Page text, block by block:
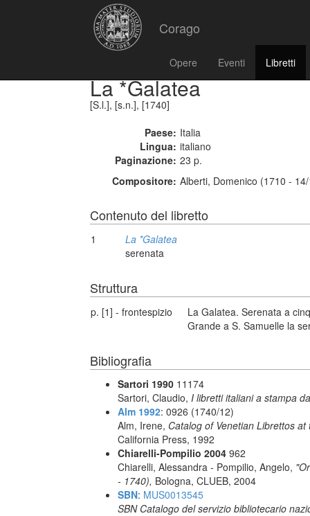
Corago
Opere Eventi Libretti
La *Galatea
[S.l.], [s.n.], [1740]
Paese: Italia
Lingua: italiano
Paginazione: 23 p.
Compositore: Alberti, Domenico (1710 -
Contenuto del libretto
1
La *Galatea
serenata
Struttura
p. [1] - frontespizio
La Galatea. Serenata a
Grande a S. Samuelle la
Bibliografia
Sartori 1990 11174
Sartori, Claudio, I libretti italiani a stampa
Alm 1992: 0926 (1740/12)
Alm, Irene, Catalog of Venetian Librettos
California Press, 1992
Chiarelli-Pompilio 2004 962
Chiarelli, Alessandra - Pompilio, Angelo,
- 1740), Bologna, CLUEB, 2004
SBN: MUS0013545
SBN Catalogo del servizio bibliotecario